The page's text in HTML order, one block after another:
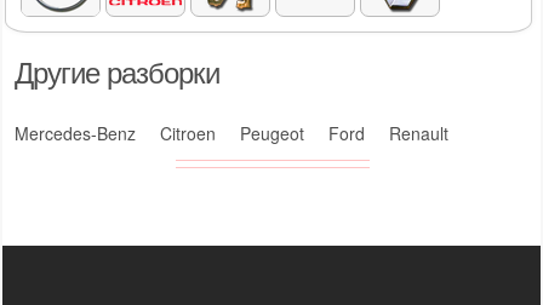
Другие разборки
Mercedes-Benz Citroen Peugeot Ford Renault